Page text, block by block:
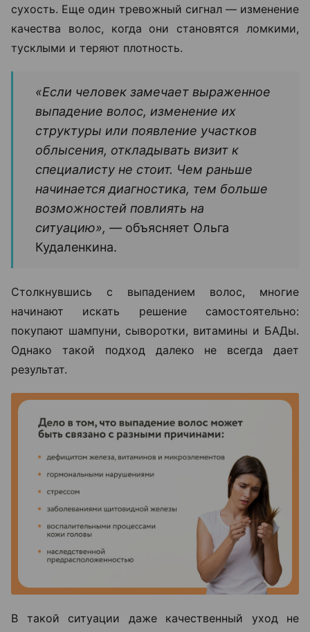
сухость. Еще один тревожный сигнал — изменение
качества волос, когда они становятся ломкими,
тусклыми и теряют плотность.
«Если человек замечает выраженное
выпадение волос, изменение их
структуры или появление участков
облысения, откладывать визит к
специалисту не стоит. Чем раньше
начинается диагностика, тем больше
возможностей повлиять на
ситуацию», — объясняет Ольга
Кудаленкина.
Столкнувшись с выпадением волос, многие
начинают искать решение самостоятельно:
покупают шампуни, сыворотки, витамины и БАДы.
Однако такой подход далеко не всегда дает
результат.
В такой ситуации даже качественный уход не